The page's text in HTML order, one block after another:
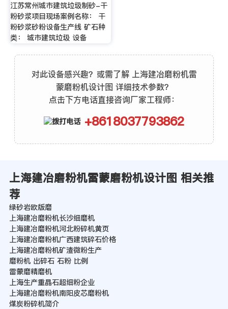
江苏常州城市建筑垃圾制砂-干
粉砂浆项目现场案例名称： 干
粉砂浆砂粉设备生产线 矿石种
类： 城市建筑垃圾 设备
对此设备感兴趣？或需了解 上海建冶磨粉机雷
蒙磨粉机设计图 详细技术参数？
点击下方电话直接咨询厂家工程师：
+8618037793862
上海建冶磨粉机雷蒙磨粉机设计图 相关推
荐
绿砂岩欧版磨
上海建冶磨粉机长沙细磨机
上海建冶磨粉机河北粉碎机黄页
上海建冶磨粉机广西建筑碎石价格
上海建冶磨粉机矿渣微粉生产
磨粉机 出碎石 石粉 比例
雷蒙磨精磨机
上海生产重晶石超细粉企业
上海建冶磨粉机南阳皮芯磨粉机
煤炭粉碎机简介